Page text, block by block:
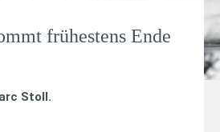
frühestens Ende
Stoll.